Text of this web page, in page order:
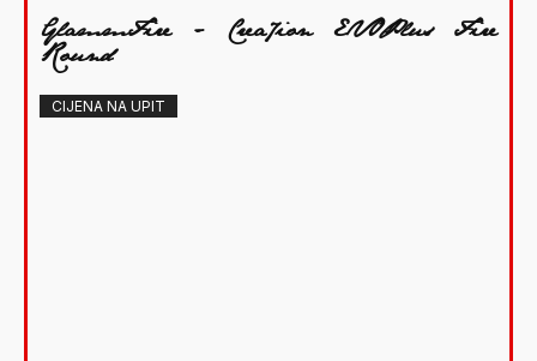
GlammFire - Crea7ion EVOPlus Fire
Round
CIJENA NA UPIT